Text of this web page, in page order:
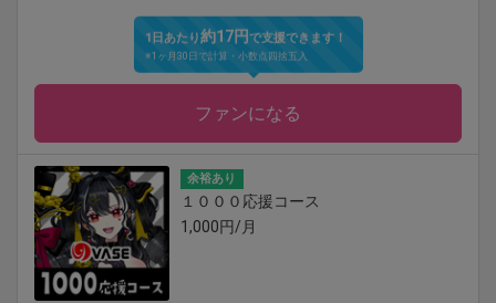
1日あたり約17円で支援できます！
※1ヶ月30日で計算・小数点四捨五入
ファンになる
余裕あり
１０００応援コース
1,000円/月